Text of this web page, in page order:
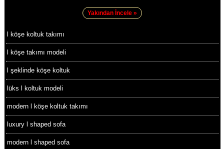
Yakından İncele »
l köşe koltuk takımı
l köşe takımı modeli
l şeklinde köşe koltuk
lüks l koltuk modeli
modern l köşe koltuk takımı
luxury l shaped sofa
modern l shaped sofa